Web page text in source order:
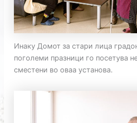
Инаку Домот за стари лица
поголеми празници го посетува
сместени во оваа установа.